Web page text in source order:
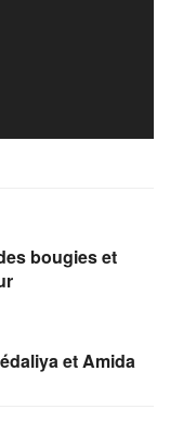
bougies et
et Amida